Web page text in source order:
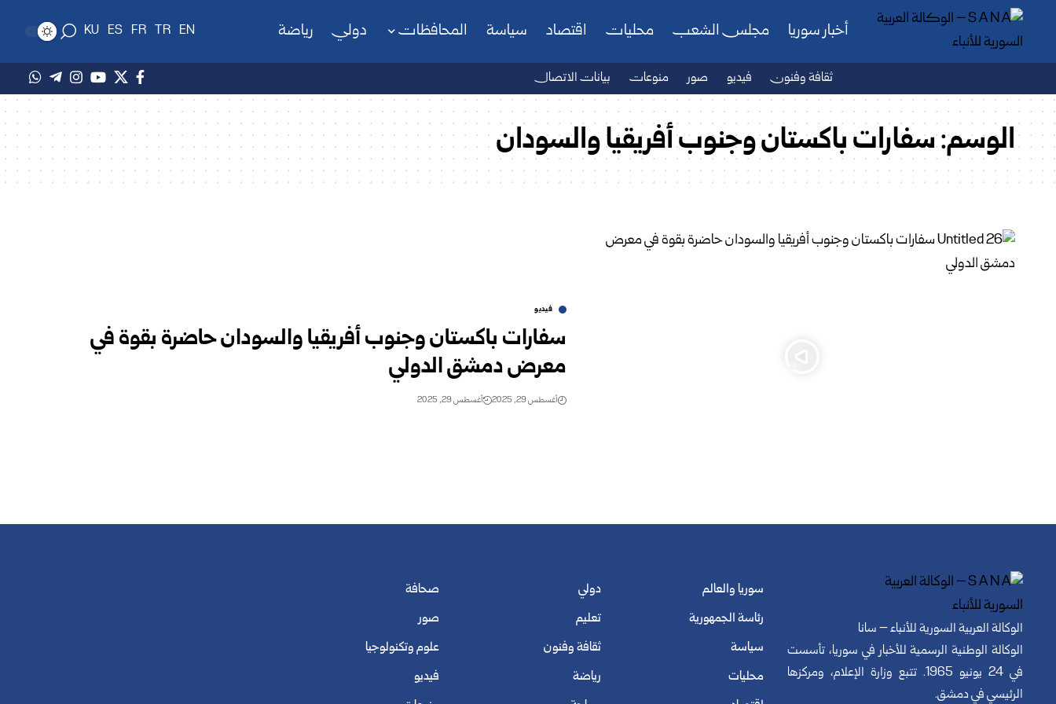
أخبار سوريا مجلس الشعب محليات اقتصاد سياسة المحافظات دولي رياضة EN
TR
FR
ES
KU
ثقافة وفنون فيديو صور منوعات بيانات الاتصال
الوسم:سفارات باكستان وجنوب أفريقيا والسودان
فيديو
سفارات باكستان وجنوب أفريقيا والسودان حاضرة بقوة في
معرض دمشق الدولي
أغسطس 29, 2025 أغسطس 29, 2025
الوكالة العربية السورية للأنباء – سانا
الوكالة الوطنية الرسمية للأخبار في سوريا، تأسست
في 24 يونيو 1965. تتبع وزارة الإعلام، ومركزها
الرئيسي في دمشق.
سوريا والعالم
رئاسة الجمهورية
سياسة
محليات
دولي
تعليم
ثقافة وفنون
رياضة
صحافة
صور
علوم وتكنولوجيا
فيديو